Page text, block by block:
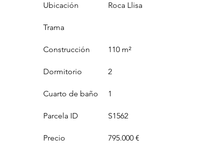
Ubicación
Trama
Construcción
Roca Llisa
110 m²
Dormitorio
Cuarto de baño
2
1
Parcela ID
Precio
S1562
795.000 €